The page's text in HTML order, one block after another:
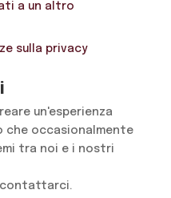
a un altro
sulla privacy
un'esperienza
che occasionalmente
tra noi e i nostri
contattarci.